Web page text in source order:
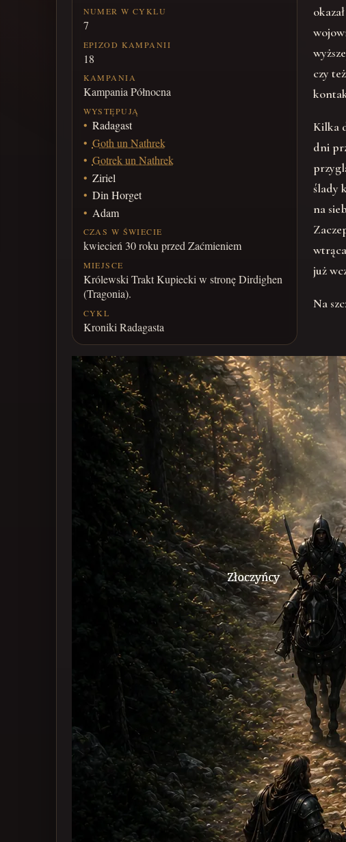
NUMER W CYKLU
7
EPIZOD KAMPANII
18
KAMPANIA
Kampania Północna
WYSTĘPUJĄ
Radagast
Goth un Nathrek
Gotrek un Nathrek
Ziriel
Din Horget
Adam
CZAS W ŚWIECIE
kwiecień 30 roku przed Zaćmieniem
MIEJSCE
Królewski Trakt Kupiecki w stronę Dirdighen
(Tragonia).
CYKL
Kroniki Radagasta
czy
Kilka
dni
ślady
na
już
Na